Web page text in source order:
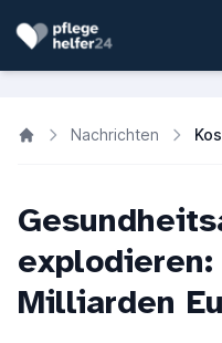
Nachrichten
Milliarden